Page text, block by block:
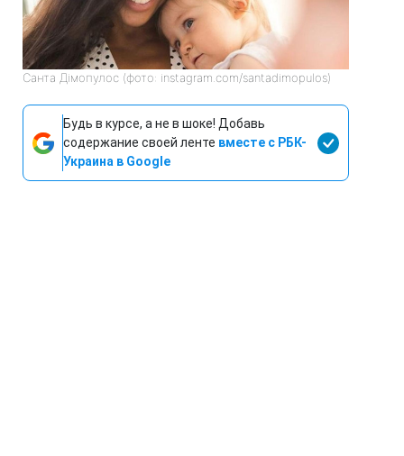
Санта Дімопулос (фото: instagram.com/santadimopulos)
Будь в курсе, а не в шоке! Добавь
содержание своей ленте вместе с РБК-
Украина в Google